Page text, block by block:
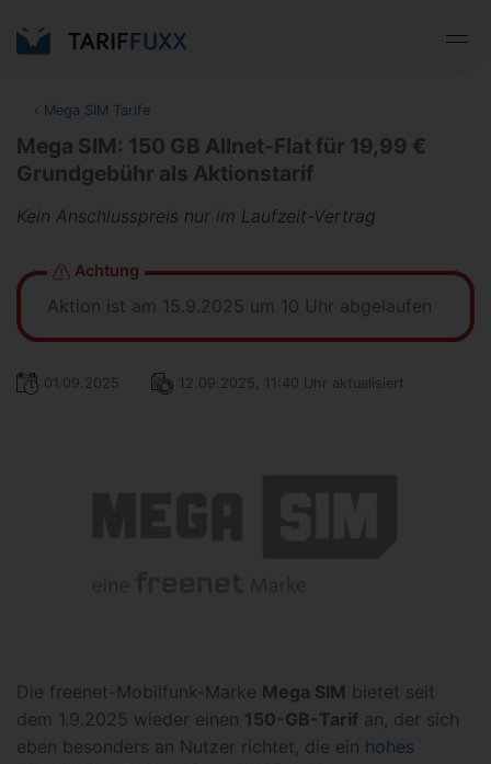
‹ Mega SIM Tarife
Mega SIM: 150 GB Allnet-Flat für 19,99 €
Grundgebühr als Aktionstarif
Kein Anschlusspreis nur im Laufzeit-Vertrag
Achtung
Aktion ist am 15.9.2025 um 10 Uhr abgelaufen
01.09.2025 12.09.2025, 11:40 Uhr aktualisiert
Die freenet-Mobilfunk-Marke Mega SIM bietet seit
dem 1.9.2025 wieder einen 150-GB-Tarif an, der sich
eben besonders an Nutzer richtet, die ein hohes